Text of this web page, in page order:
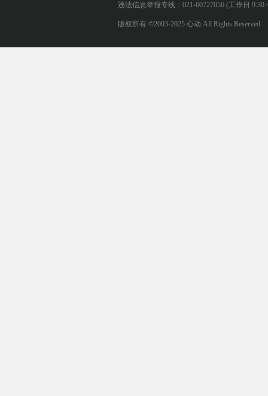
违法信息举报专线：021-60727056 (工作日 9:30
版权所有 ©2003-2025 心动 All Rights Reserved